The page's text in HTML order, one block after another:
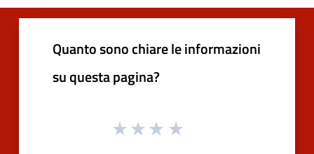
Quanto sono chiare le informazioni
su questa pagina?